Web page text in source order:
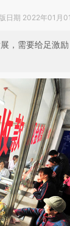
日期 2022年01月
，需要给足激